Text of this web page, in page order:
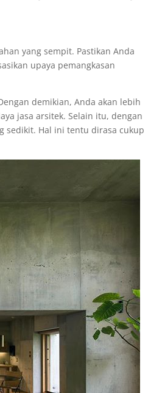
yang sempit. Pastikan Anda
upaya pemangkasan
demikian, Anda akan lebih
jasa arsitek. Selain itu, dengan
sedikit. Hal ini tentu dirasa cukup